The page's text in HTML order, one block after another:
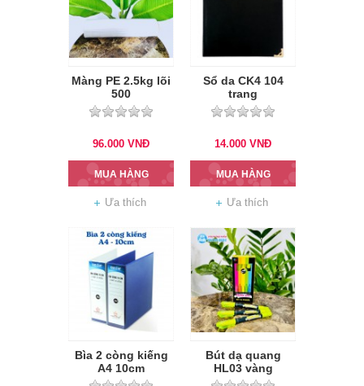
Màng PE 2.5kg lõi
500
96.000 VNĐ
MUA HÀNG
Ưa thích
Sổ da CK4 104
trang
14.000 VNĐ
MUA HÀNG
Ưa thích
Bìa 2 còng kiếng
A4 10cm
Bút dạ quang
HL03 vàng